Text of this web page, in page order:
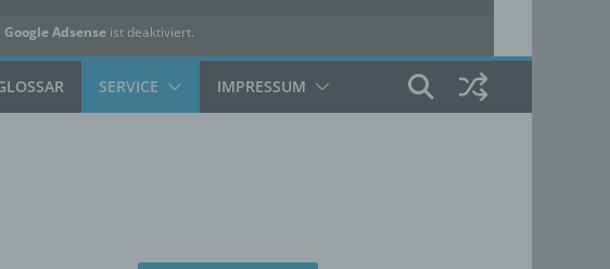
Google Adsenseist deaktiviert.
Datenschutzbedingungen
SERVICE IMPRESSUM